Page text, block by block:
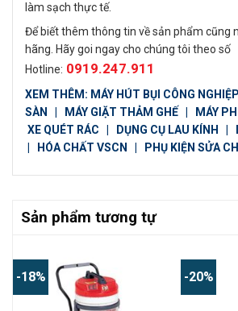
làm sạch thực tế.
Để biết thêm thông tin về sản phẩm cũng
hãng. Hãy goi ngay cho chúng tôi theo số
Hotline: 0919.247.911
XEM THÊM: MÁY HÚT BỤI CÔNG NGHIỆP
SÀN
MÁY GIẶT THẢM GHẾ MÁY
XE QUÉT RÁC
DỤNG CỤ LAU KÍNH
HÓA CHẤT VSCN PHỤ KIỆN SỬA
Sản phẩm tương tự
-18% -20%